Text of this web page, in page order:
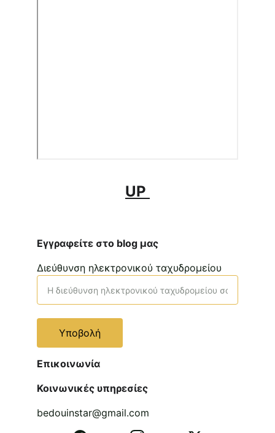
UP
Επικοινωνία
Διεύθυνση ηλεκτρονικού ταχυδρομείου
Υποβολή
bedouinstar@gmail.com
Κοινωνικές υπηρεσίες
Εγγραφείτε στο blog μας